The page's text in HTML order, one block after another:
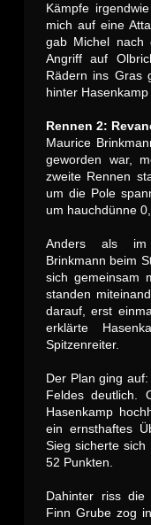
Kämpfe
mich auf eine
gab Michel nach
Angriff auf
Rädern ins Gras
hinter
Rennen 2:
Maurice
geworden war,
zweite Rennen
um die Pole
um hauchdünne
Anders als im
Brinkmann beim
sich gemeinsam
standen
darauf, erst
erklärte
Spitzenreiter.
Der Plan ging
Feldes deutlich.
Hasenkamp
ein ernsthaftes
Sieg sicherte sich
52 Punkten.
Dahinter riss die
Finn Grube zog